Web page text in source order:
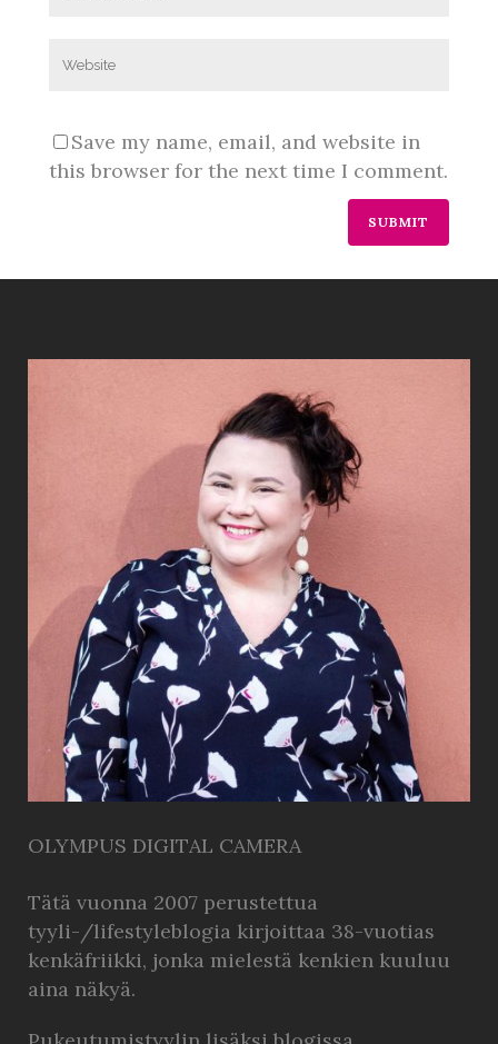
Save my name, email, and website in
this browser for the next time I comment.
OLYMPUS DIGITAL CAMERA
Tätä vuonna 2007 perustettua
tyyli-/lifestyleblogia kirjoittaa 38-vuotias
kenkäfriikki, jonka mielestä kenkien kuuluu
aina näkyä.